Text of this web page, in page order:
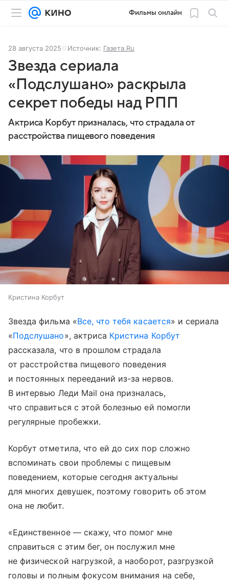
Фильмы онлайн
28 августа 2025 Источник: Газета.Ru
Звезда сериала
«Подслушано» раскрыла
секрет победы над РПП
Актриса Корбут призналась, что страдала от
расстройства пищевого поведения
Кристина Корбут
Звезда фильма «Все, что тебя касается» и сериала
«Подслушано», актриса Кристина Корбут
рассказала, что в прошлом страдала
от расстройства пищевого поведения
и постоянных перееданий из-за нервов.
В интервью Леди Mail она призналась,
что справиться с этой болезнью ей помогли
регулярные пробежки.
Корбут отметила, что ей до сих пор сложно
вспоминать свои проблемы с пищевым
поведением, которые сегодня актуальны
для многих девушек, поэтому говорить об этом
она не любит.
«Единственное — скажу, что помог мне
справиться с этим бег, он послужил мне
не физической нагрузкой, а наоборот, разгрузкой
головы и полным фокусом внимания на себе,